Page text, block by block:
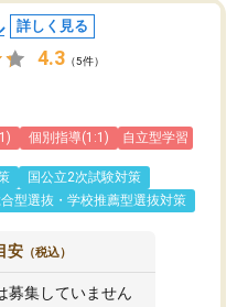
詳しく見る
4.3 （5件）
個別指導(1:1) 自立型学習
国公立2次試験対策
型選抜・学校推薦型選抜対策
安 （税込）
募集していません